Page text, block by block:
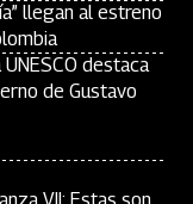
llegan al estreno
destaca
de Gustavo